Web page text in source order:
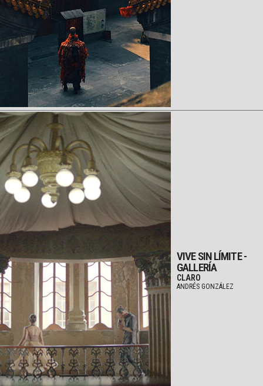
VIVE SIN LÍMITE -
GALLERÍA
CLARO
ANDRÉS GONZÁLEZ